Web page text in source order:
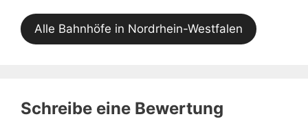
Alle Bahnhöfe in Nordrhein-Westfalen
Schreibe eine Bewertung